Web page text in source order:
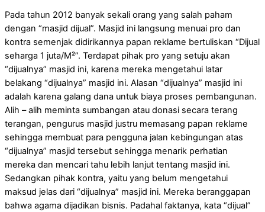
Pada tahun 2012 banyak sekali orang yang salah paham
dengan “masjid dijual”. Masjid ini langsung menuai pro dan
kontra semenjak didirikannya papan reklame bertuliskan “Dijual
seharga 1 juta/M²”. Terdapat pihak pro yang setuju akan
“dijualnya” masjid ini, karena mereka mengetahui latar
belakang “dijualnya” masjid ini. Alasan “dijualnya” masjid ini
adalah karena galang dana untuk biaya proses pembangunan.
Alih – alih meminta sumbangan atau donasi secara terang
terangan, pengurus masjid justru memasang papan reklame
sehingga membuat para pengguna jalan kebingungan atas
“dijualnya” masjid tersebut sehingga menarik perhatian
mereka dan mencari tahu lebih lanjut tentang masjid ini.
Sedangkan pihak kontra, yaitu yang belum mengetahui
maksud jelas dari “dijualnya” masjid ini. Mereka beranggapan
bahwa agama dijadikan bisnis. Padahal faktanya, kata “dijual”